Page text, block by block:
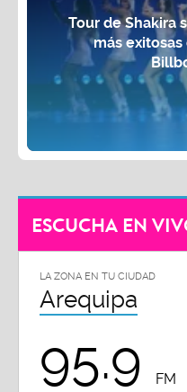
Tour de Shakira
más
ESCUCHA EN
LA ZONA EN TU CIUDAD
Arequipa
95.9 FM